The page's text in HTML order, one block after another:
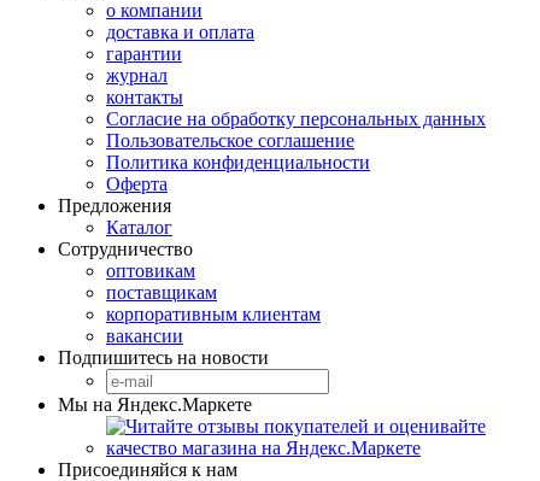
о компании
доставка и оплата
гарантии
журнал
контакты
Согласие на обработку персональных данных
Пользовательское соглашение
Политика конфиденциальности
Оферта
Предложения
Каталог
Сотрудничество
оптовикам
поставщикам
корпоративным клиентам
вакансии
Подпишитесь на новости
Мы на Яндекс.Маркете
Присоединяйся к нам